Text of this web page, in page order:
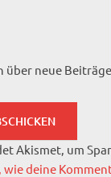
über neue
Akismet, um
wie deine